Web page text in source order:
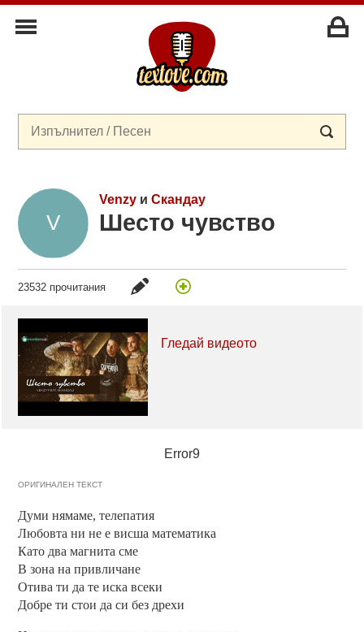
Venzyи Скандау
Шесто чувство
23532 прочитания
Гледай видеото
Error9
ОРИГИНАЛЕН ТЕКСТ
Думи нямаме, телепатия
Любовта ни не е висша математика
Като два магнита сме
В зона на привличане
Отива ти да те иска всеки
Добре ти стои да си без дрехи